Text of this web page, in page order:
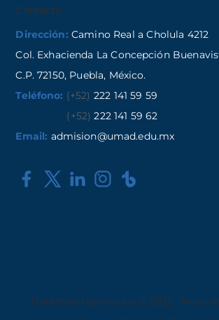
Contacto
Dirección: Camino Real a Cholula 4212
Col. Exhacienda La Concepción
C.P. 72150, Puebla, México.
Teléfono: (+52) 222 141 59 59
(+52) 222 141 59 62
Email: admision@umad.edu.mx
Derechos reservados © 2022 Aviso